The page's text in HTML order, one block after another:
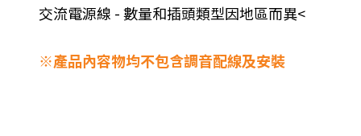
交流電源線 - 數量和插頭類型因地區而異<
※產品內容物均不包含調音配線及安裝